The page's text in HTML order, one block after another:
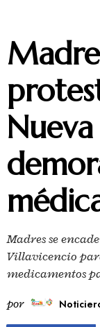
Nueva
Madres se
Villavicencio
medicamentos
por